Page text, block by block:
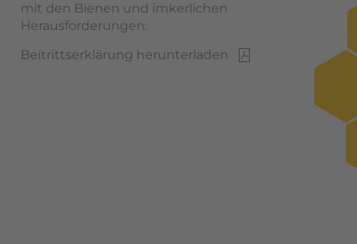
mit den Bienen und imkerlichen
Herausforderungen.
Beitrittserklärung herunterladen